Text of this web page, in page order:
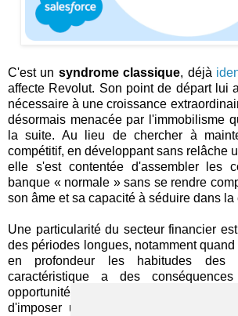
C'est un syndrome classique, déjà
affecte Revolut. Son point de départ lui
nécessaire à une croissance
désormais menacée par l'immobilisme
la suite. Au lieu de chercher à
compétitif, en développant sans relâche
elle s'est contentée d'assembler les
banque « normale » sans se rendre
son âme et sa capacité à séduire dans la
Une particularité du secteur financier
des périodes longues, notamment
en profondeur les habitudes des
caractéristique a des
opportunités de disruption : il est
d'imposer un nouveau modèle à partir